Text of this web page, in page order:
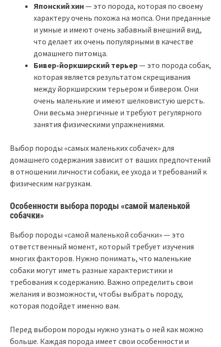
Японский хин— это порода, которая по своему
характеру очень похожа на мопса. Они преданные
и умные и имеют очень забавный внешний вид,
что делает их очень популярными в качестве
домашнего питомца.
Бивер-йоркширский терьер— это порода собак,
которая является результатом скрещивания
между йоркширским терьером и бивером. Они
очень маленькие и имеют шелковистую шерсть.
Они весьма энергичные и требуют регулярного
занятия физическими упражнениями.
Выбор породы «самых маленьких собачек» для
домашнего содержания зависит от ваших предпочтений
в отношении личности собаки, ее ухода и требований к
физическим нагрузкам.
Особенности выбора породы «самой маленькой
собачки»
Выбор породы «самой маленькой собачки» — это
ответственный момент, который требует изучения
многих факторов. Нужно понимать, что маленькие
собаки могут иметь разные характеристики и
требования к содержанию. Важно определить свои
желания и возможности, чтобы выбрать породу,
которая подойдет именно вам.
Перед выбором породы нужно узнать о ней как можно
больше. Каждая порода имеет свои особенности и